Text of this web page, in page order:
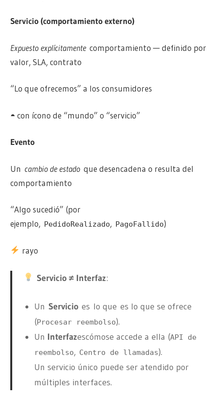
Servicio (comportamiento externo)
Expuesto explícitamentecomportamiento — definido por
valor, SLA, contrato
“Lo que ofrecemos” a los consumidores
◓ con ícono de “mundo” o “servicio”
Evento
Un cambio de estado que desencadena o resulta del
comportamiento
“Algo sucedió” (por
ejemplo, PedidoRealizado, PagoFallido)
rayo
Servicio ≠ Interfaz:
Un Servicio es lo que es lo que se ofrece
(Procesar reembolso).
Un Interfazescómose accede a ella (API de
reembolso, Centro de llamadas).
Un servicio único puede ser atendido por
múltiples interfaces.